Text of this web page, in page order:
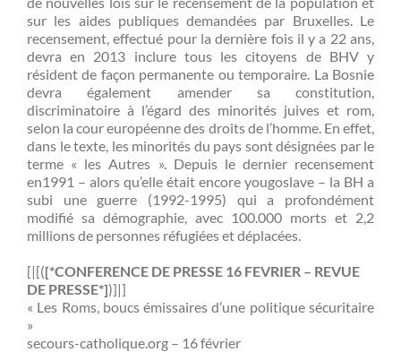
sur les aides publiques demandées par Bruxelles. Le
recensement, effectué pour la dernière fois il y a 22 ans,
devra en 2013 inclure tous les citoyens de BHV y
résident de façon permanente ou temporaire. La Bosnie
devra également amender sa constitution,
discriminatoire à l’égard des minorités juives et rom,
selon la cour européenne des droits de l’homme. En effet,
dans le texte, les minorités du pays sont désignées par le
terme « les Autres ». Depuis le dernier recensement
en1991 – alors qu’elle était encore yougoslave – la BH a
subi une guerre (1992-1995) qui a profondément
modifié sa démographie, avec 100.000 morts et 2,2
millions de personnes réfugiées et déplacées.
[|[([*CONFERENCE DE PRESSE 16 FEVRIER – REVUE
DE PRESSE*])]|]
« Les Roms, boucs émissaires d’une politique sécuritaire
»
secours-catholique.org – 16 février